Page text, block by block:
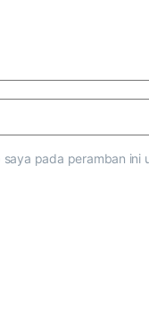
saya pada peramban